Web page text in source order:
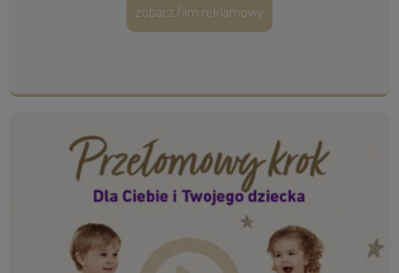
zobacz film reklamowy